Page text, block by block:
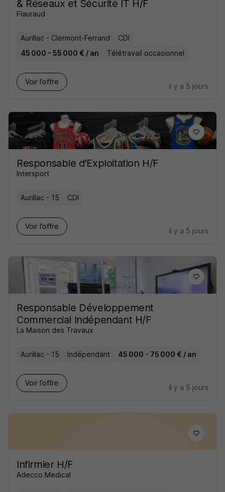
& Réseaux et Sécurité IT H/F
Flauraud
Aurillac - Clermont-Ferrand
CDI
45 000 - 55 000 € / an
Télétravail occasionnel
Voir l’offre
il y a 5 jours
Responsable d'Exploitation H/F
Intersport
Aurillac - 15 CDI
Voir l’offre
il y a 5 jours
Responsable Développement
Commercial Indépendant H/F
La Maison des Travaux
Aurillac - 15 Indépendant 45 000 - 75 000 € / an
Voir l’offre
il y a 5 jours
Infirmier H/F
Adecco Medical